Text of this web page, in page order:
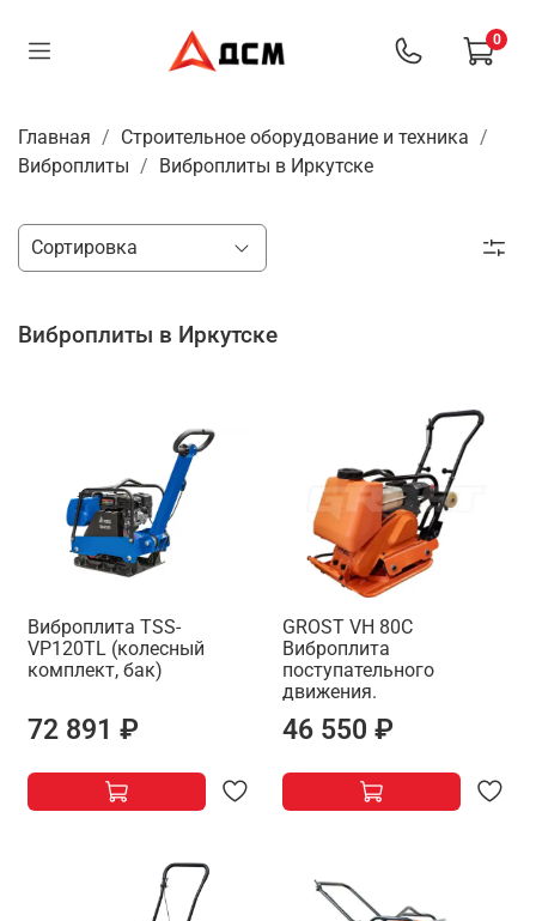
0
Главная
Строительное оборудование и техника
Виброплиты
Виброплиты в Иркутске
Виброплиты в Иркутске
Виброплита TSS-
VP120TL (колесный
комплект, бак)
72 891 ₽
GROST VH 80C
Виброплита
поступательного
движения.
46 550 ₽